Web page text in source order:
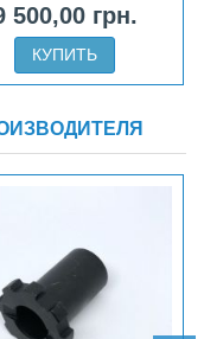
500,00 грн.
КУПИТЬ